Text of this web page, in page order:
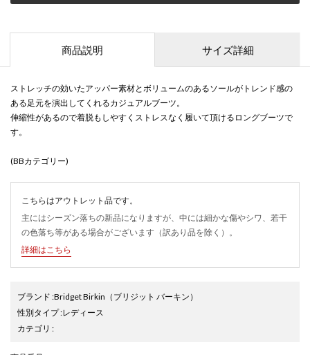
商品説明 サイズ詳細
ストレッチの効いたアッパー素材とボリュームのあるソールがトレンド感の
ある足元を演出してくれるカジュアルブーツ。
伸縮性があるので着脱もしやすくストレスなく履いて頂けるロングブーツで
す。
(BBカテゴリー)
こちらはアウトレット品です。
主にはシーズン落ちの新品になりますが、中には細かな傷やシワ、若干
の色落ち等がある場合がございます（訳あり品を除く）。
詳細はこちら
ブランド :Bridget Birkin （ブリジット バーキン）
性別タイプ:レディース
カテゴリ :